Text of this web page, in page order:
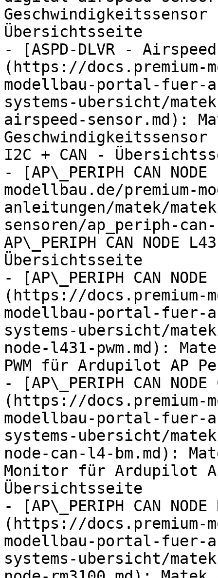
Geschwindigkeitssensor
Übersichtsseite
- [ASPD-DLVR -
(https://docs.premium-
modellbau-portal-fuer-
systems-ubersicht/
airspeed-sensor.md):
I2C + CAN -
- [AP\_PERIPH CAN
modellbau.de/premium-
anleitungen/matek/
sensoren/ap_periph-
AP\_PERIPH CAN
Übersichtsseite
- [AP\_PERIPH CAN NODE
(https://docs.premium-
modellbau-portal-fuer-
systems-ubersicht/
node-l431-pwm.md):
PWM für Ardupilot AP
- [AP\_PERIPH CAN NODE
(https://docs.premium-
modellbau-portal-fuer-
systems-ubersicht/
node-can-l4-bm.md):
Monitor für Ardupilot
Übersichtsseite
- [AP\_PERIPH CAN NODE
(https://docs.premium-
modellbau-portal-fuer-
systems-ubersicht/